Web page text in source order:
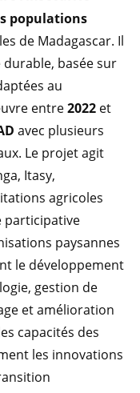
populations
de Madagascar. Il
basée sur
au
entre2022 et
avec plusieurs
Le projet agit
Itasy,
agricoles
participative
paysannes
le développement
gestion de
et amélioration
capacités des
les innovations